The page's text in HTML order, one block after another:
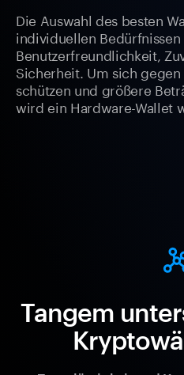
Die Auswahl des besten
individuellen
Benutzerfreundlichkeit,
Sicherheit. Um sich
schützen und größere
wird ein Hardware-Wallet
Tangem